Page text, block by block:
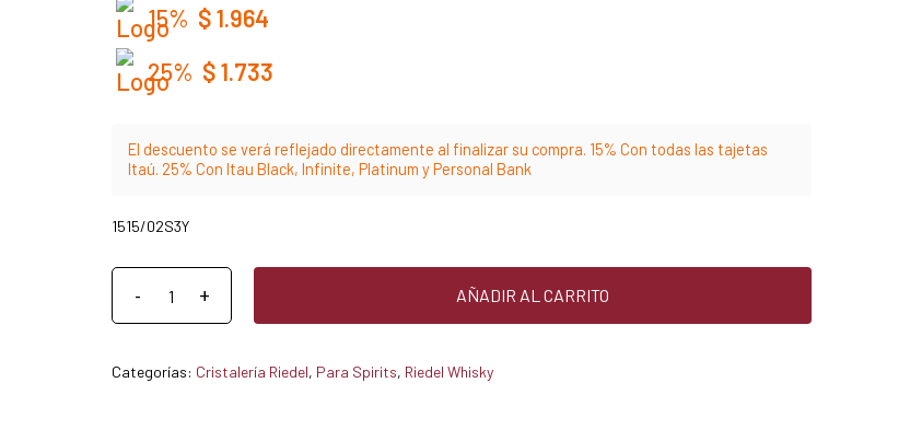
15% $1.964
25% $1.733
El descuento se verá reflejado directamente al finalizar su compra. 15% Con todas las tajetas
Itaú. 25% Con Itau Black, Infinite, Platinum y Personal Bank
1515/02S3Y
AÑADIR AL CARRITO
Categorías: Cristalería Riedel, Para Spirits, Riedel Whisky